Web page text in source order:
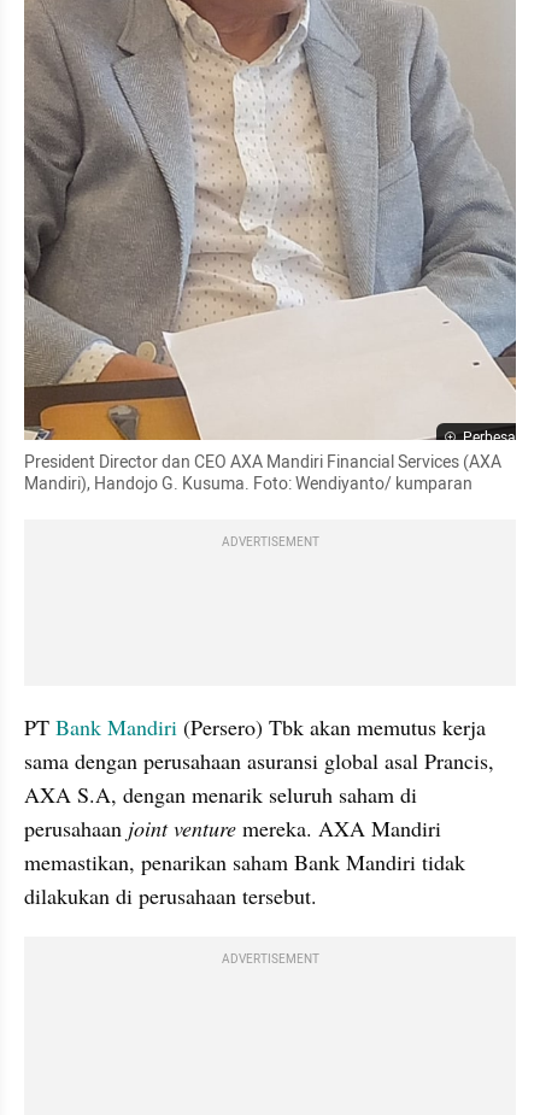
Perbesar
President Director dan CEO AXA Mandiri Financial Services (AXA
Mandiri), Handojo G. Kusuma. Foto: Wendiyanto/ kumparan
ADVERTISEMENT
PT Bank Mandiri (Persero) Tbk akan memutus kerja
sama dengan perusahaan asuransi global asal Prancis,
AXA S.A, dengan menarik seluruh saham di
perusahaan joint venture mereka. AXA Mandiri
memastikan, penarikan saham Bank Mandiri tidak
dilakukan di perusahaan tersebut.
ADVERTISEMENT